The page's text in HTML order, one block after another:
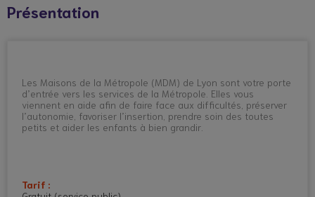
Présentation
Les Maisons de la Métropole (MDM) de Lyon sont votre porte
d’entrée vers les services de la Métropole. Elles vous
viennent en aide afin de faire face aux difficultés, préserver
l’autonomie, favoriser l’insertion, prendre soin des toutes
petits et aider les enfants à bien grandir.
Tarif :